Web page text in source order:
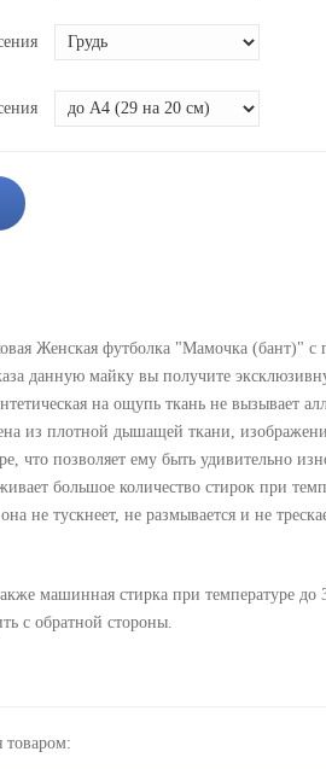
Женская футболка "Мамочка (бант)" с
данную майку вы получите
на ощупь ткань не вызывает
из плотной дышащей ткани,
что позволяет ему быть удивительно
большое количество стирок при
не тускнеет, не размывается и не
машинная стирка при температуре до
с обратной стороны.
товаром: